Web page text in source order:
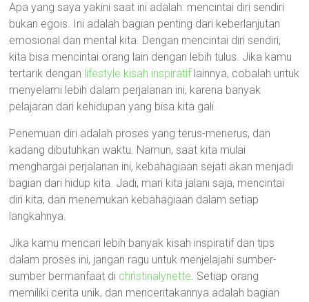
Apa yang saya yakini saat ini adalah: mencintai diri sendiri
bukan egois. Ini adalah bagian penting dari keberlanjutan
emosional dan mental kita. Dengan mencintai diri sendiri,
kita bisa mencintai orang lain dengan lebih tulus. Jika kamu
tertarik dengan lifestyle kisah inspiratiflainnya, cobalah untuk
menyelami lebih dalam perjalanan ini, karena banyak
pelajaran dari kehidupan yang bisa kita gali.
Penemuan diri adalah proses yang terus-menerus, dan
kadang dibutuhkan waktu. Namun, saat kita mulai
menghargai perjalanan ini, kebahagiaan sejati akan menjadi
bagian dari hidup kita. Jadi, mari kita jalani saja, mencintai
diri kita, dan menemukan kebahagiaan dalam setiap
langkahnya.
Jika kamu mencari lebih banyak kisah inspiratif dan tips
dalam proses ini, jangan ragu untuk menjelajahi sumber-
sumber bermanfaat di christinalynette. Setiap orang
memiliki cerita unik, dan menceritakannya adalah bagian